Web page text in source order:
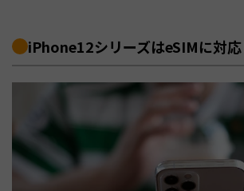
iPhone12シリーズはeSIMに対応